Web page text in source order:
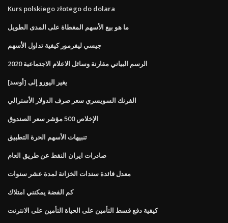
Kurs polskiego złotego do dolara
ما هو بيع الأسهم المغطاة على المدى الطويل
جيسي ليفرمور كيفية تداول الأسهم
الرسم البياني مقارنة وسائل الاعلام الاجتماعية 2020
يغير اليورو إلى [أوسد]
الفرنك السويسري سعر صرف الدولار الأسترالي
الإخلاص 500 مؤشر سعر الصندوق
تنبيهات الأسهم الحرة التطبيق
صادرات ايران النفط عن طريق العام
معدل فائدة سندات الخزانة لمدة عشر سنوات
كم الفضة يمكنني امتلاك
كيفية دفع قسط التأمين على الحياة التأمين على الانترنت